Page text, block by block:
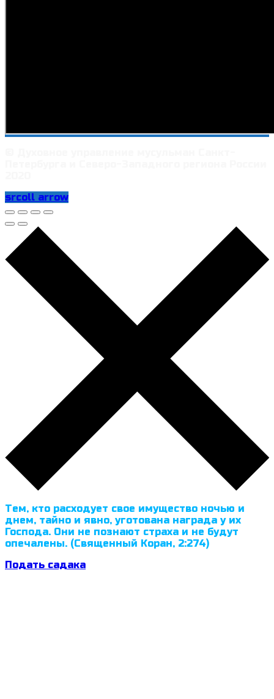
srcoll arrow
Тем, кто расходует свое имущество ночью и
днем, тайно и явно, уготована награда у их
Господа. Они не познают страха и не будут
опечалены. (Священный Коран, 2:274)
Подать садака